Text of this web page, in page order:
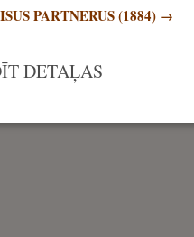
PARTNERUS(1884) →
DETAĻAS